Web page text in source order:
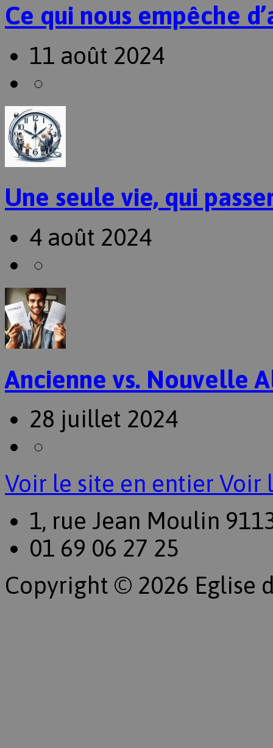
Ce qui nous empêche
11 août 2024
Une seule vie, qui
4 août 2024
Ancienne vs. Nouvelle
28 juillet 2024
Voir le site en entier Voir
1, rue Jean Moulin
01 69 06 27 25
Copyright © 2026 Eglise